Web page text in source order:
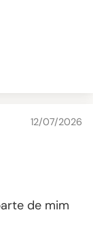
12/07/2026
de mim